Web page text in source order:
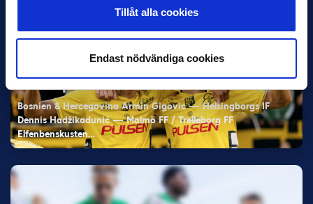
Tillåt alla cookies
Endast nödvändiga cookies
VM-spelare med förflutet i Allsvenskan
och Superettan
Bosnien & Hercegovina Armin Gigovic — Helsingborgs IF
Dennis Hadžikadunić — Malmö FF / Trelleborg FF
Elfenbenskusten…